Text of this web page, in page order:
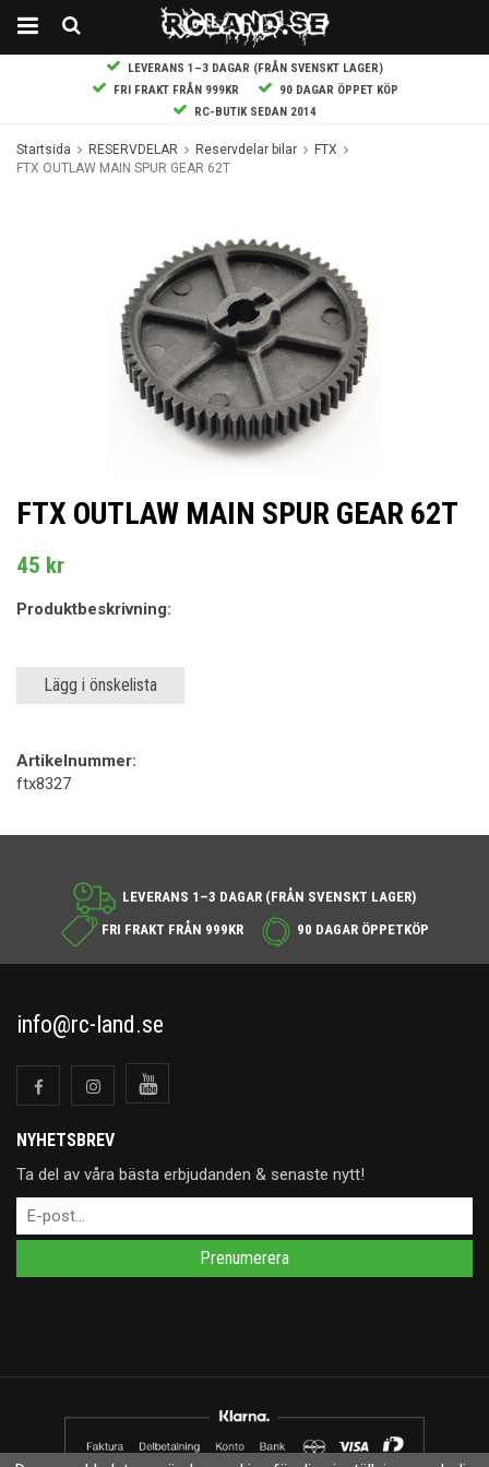
LEVERANS 1–3 DAGAR (FRÅN SVENSKT LAGER)
FRI FRAKT FRÅN 999KR
90 DAGAR ÖPPET KÖP
RC-BUTIK SEDAN 2014
Startsida RESERVDELAR Reservdelar bilar
FTX
FTX OUTLAW MAIN SPUR GEAR 62T
FTX OUTLAW MAIN SPUR GEAR 62T
45 kr
Produktbeskrivning:
Lägg i önskelista
Artikelnummer:
ftx8327
LEVERANS 1–3 DAGAR (FRÅN SVENSKT LAGER)
FRI FRAKT FRÅN 999KR
90 DAGAR ÖPPETKÖP
info@rc-land.se
NYHETSBREV
Ta del av våra bästa erbjudanden & senaste nytt!
Prenumerera